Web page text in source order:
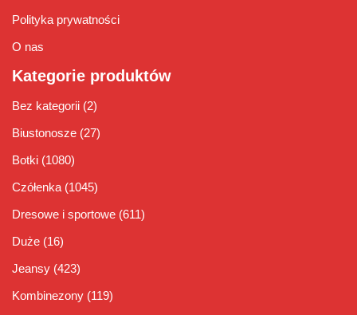
Polityka prywatności
O nas
Kategorie produktów
Bez kategorii (2)
Biustonosze (27)
Botki (1080)
Czółenka (1045)
Dresowe i sportowe (611)
Duże (16)
Jeansy (423)
Kombinezony (119)